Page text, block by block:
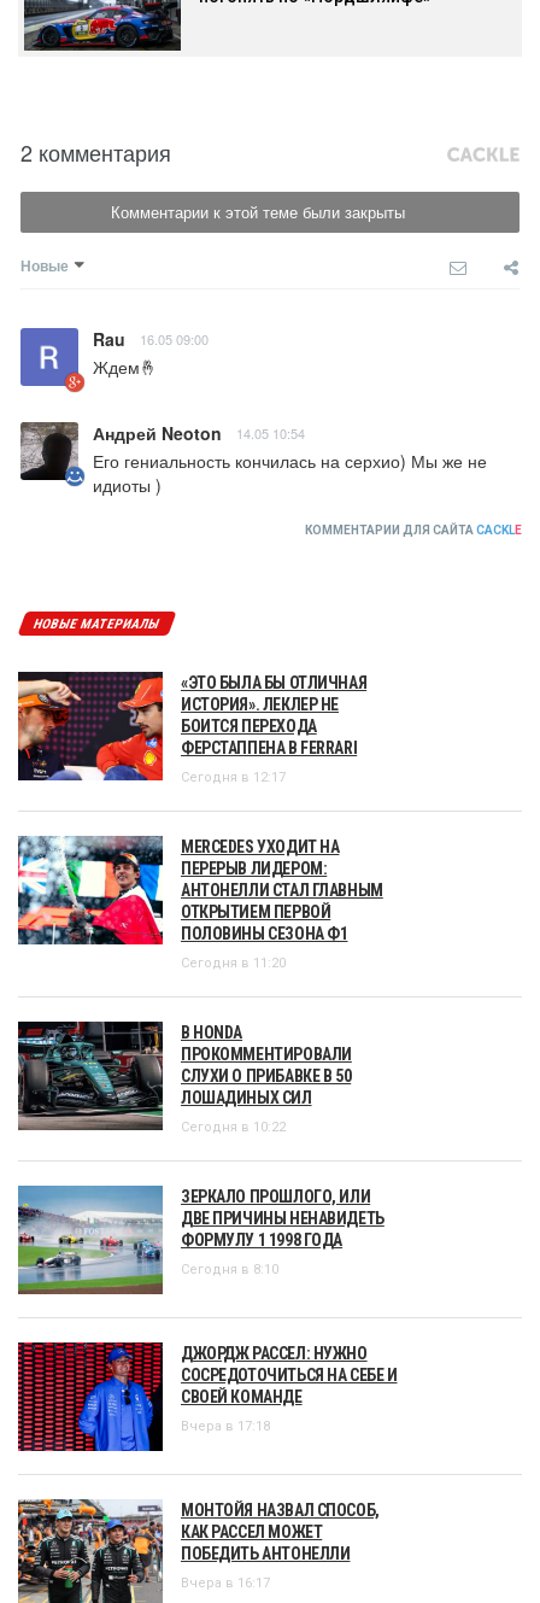
2 комментария
Комментарии к этой теме были закрыты
Новые
Rau 16.05 09:00
Ждем🤞
Андрей Neoton 14.05 10:54
Его гениальность кончилась на серхио) Мы же не
идиоты )
КОММЕНТАРИИ ДЛЯ САЙТА CACKLE
НОВЫЕ МАТЕРИАЛЫ
«ЭТО БЫЛА БЫ ОТЛИЧНАЯ
ИСТОРИЯ». ЛЕКЛЕР НЕ
БОИТСЯ ПЕРЕХОДА
ФЕРСТАППЕНА В FERRARI
Сегодня в 12:17
MERCEDES УХОДИТ НА
ПЕРЕРЫВ ЛИДЕРОМ:
АНТОНЕЛЛИ СТАЛ ГЛАВНЫМ
ОТКРЫТИЕМ ПЕРВОЙ
ПОЛОВИНЫ СЕЗОНА Ф1
Сегодня в 11:20
В HONDA
ПРОКОММЕНТИРОВАЛИ
СЛУХИ О ПРИБАВКЕ В 50
ЛОШАДИНЫХ СИЛ
Сегодня в 10:22
ЗЕРКАЛО ПРОШЛОГО, ИЛИ
ДВЕ ПРИЧИНЫ НЕНАВИДЕТЬ
ФОРМУЛУ 1 1998 ГОДА
Сегодня в 8:10
ДЖОРДЖ РАССЕЛ: НУЖНО
СОСРЕДОТОЧИТЬСЯ НА СЕБЕ И
СВОЕЙ КОМАНДЕ
Вчера в 17:18
МОНТОЙЯ НАЗВАЛ СПОСОБ,
КАК РАССЕЛ МОЖЕТ
ПОБЕДИТЬ АНТОНЕЛЛИ
Вчера в 16:17